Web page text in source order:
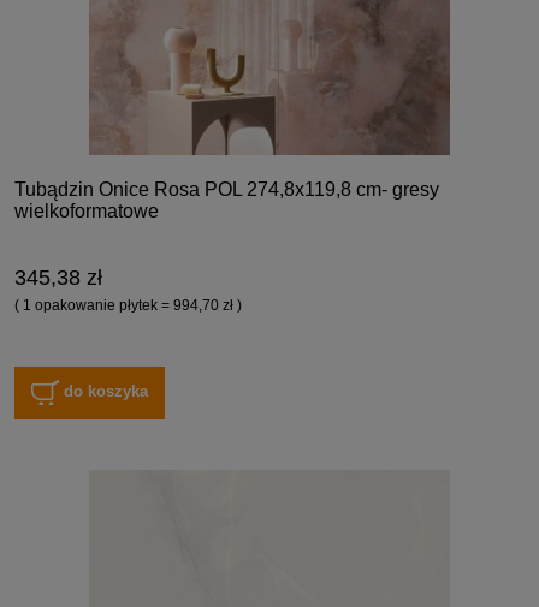
Tubądzin Onice Rosa POL 274,8x119,8 cm- gresy
wielkoformatowe
345,38 zł
( 1 opakowanie płytek = 994,70 zł )
do koszyka